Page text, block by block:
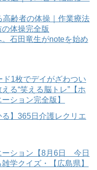
高齢者の体操｜作業療法
体操完全版
石田竜生がnoteを始め
ド1枚でデイがざわつい
る“笑える脳トレ”【ホ
ション完全版】
る】365日介護レクリエ
ーション【8月6日 今日
学クイズ・【広島県】